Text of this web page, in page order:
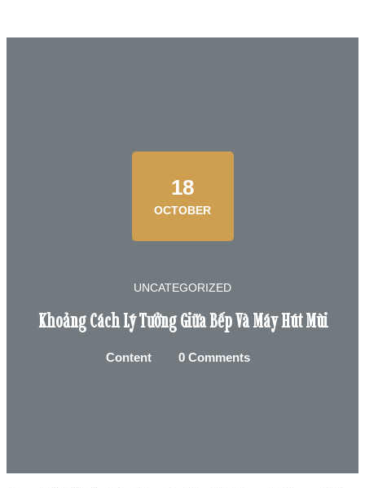
18
OCTOBER
UNCATEGORIZED
Khoảng Cách Lý Tưởng Giữa Bếp Và Máy Hút Mùi
Content 0 Comments